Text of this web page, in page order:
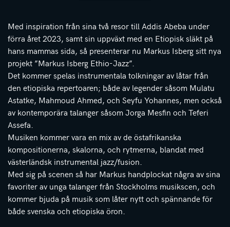
Med inspiration från sina två resor till Addis Abeba under
förra året 2023, samt sin uppväxt med en Etiopisk släkt på
hans mammas sida, så presenterar nu Markus Isberg sitt nya
projekt ”Markus Isberg Ethio-Jazz”.
Det kommer spelas instrumentala tolkningar av låtar från
den etiopiska repertoaren; både av legender såsom Mulatu
Astatke, Mahmoud Ahmed, och Seyfu Yohannes, men också
av kontemporära talanger såsom Jorga Mesfin och Teferi
Assefa.
Musiken kommer vara en mix av de östafrikanska
kompositionerna, skalorna, och rytmerna, blandat med
västerländsk instrumental jazz/fusion.
Med sig på scenen så har Markus handplockat några av sina
favoriter av unga talanger från Stockholms musikscen, och
kommer bjuda på musik som låter nytt och spännande för
både svenska och etiopiska öron.